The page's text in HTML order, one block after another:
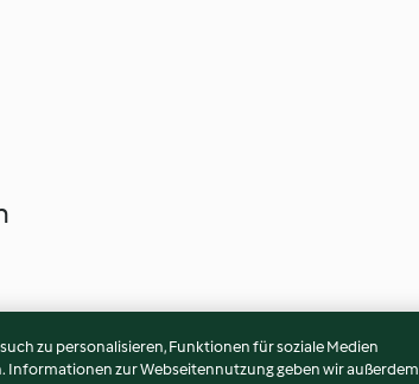
zu personalisieren, Funktionen für soziale Medien
zur Webseitennutzung geben wir außerdem